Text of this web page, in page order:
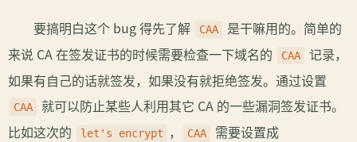
要搞明白这个 bug 得先了解 CAA
是干嘛用的。简单的
来说 CA 在签发证书的时候需要检查一下域名的
CAA
记录，
如果有自己的话就签发，如果没有就拒绝签发。通过设置
CAA
就可以防止某些人利用其它 CA 的一些漏洞签发证书。
比如这次的
let's encrypt ， CAA 需要设置成